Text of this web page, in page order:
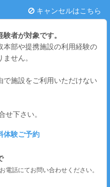
キャンセルはこちら
者が対象です。
本部や提携施設の利用経験の
せん。
で施設をご利用いただけない
せ下さい。
体験ご予約
話にてお問い合わせください。